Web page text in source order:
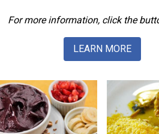
For more information, click the
LEARN MORE